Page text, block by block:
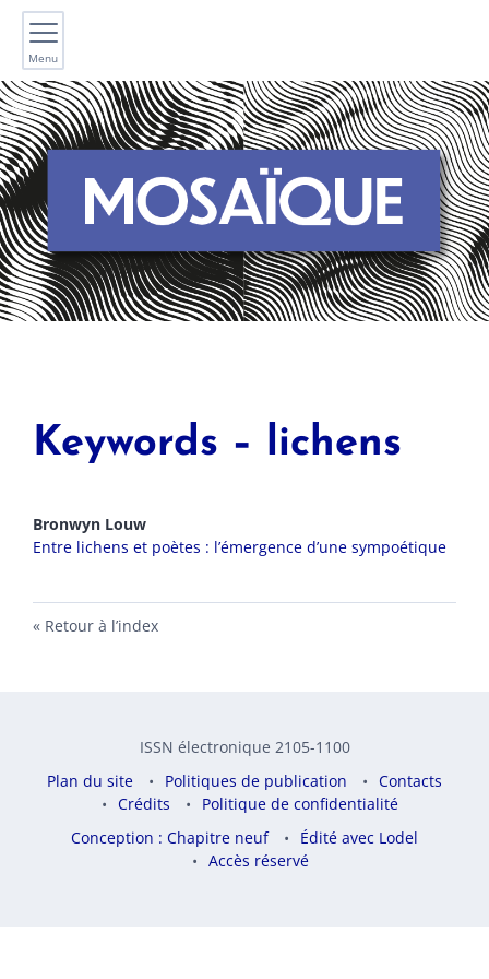
Menu
Keywords – lichens
Bronwyn Louw
Entre lichens et poètes : l’émergence d’une sympoétique
Retour à l’index
ISSN électronique 2105-1100
Plan du site
Politiques de publication
Contacts
Crédits
Politique de confidentialité
Conception : Chapitre neuf
Édité avec Lodel
Accès réservé